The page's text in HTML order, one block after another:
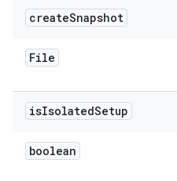
createSnapshot
File
isIsolatedSetup
boolean